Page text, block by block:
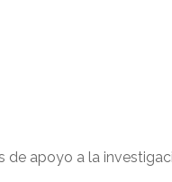
apoyo a la